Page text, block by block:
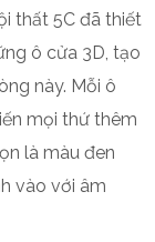
thất 5C đã thiết
ô cửa 3D, tạo
này. Mỗi ô
mọi thứ thêm
là màu đen
vào với âm